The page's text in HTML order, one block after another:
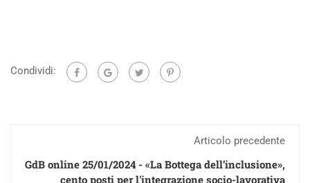
Condividi:
Articolo precedente
GdB online 25/01/2024 - «La Bottega dell’inclusione»,
cento posti per l'integrazione socio-lavorativa